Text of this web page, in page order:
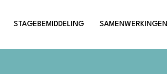
STAGEBEMIDDELING SAMENWERKINGEN